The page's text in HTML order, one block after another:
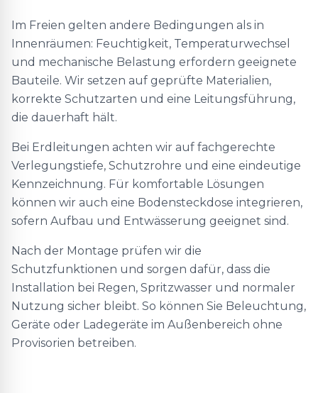
Im Freien gelten andere Bedingungen als in
Innenräumen: Feuchtigkeit, Temperaturwechsel
und mechanische Belastung erfordern geeignete
Bauteile. Wir setzen auf geprüfte Materialien,
korrekte Schutzarten und eine Leitungsführung,
die dauerhaft hält.
Bei Erdleitungen achten wir auf fachgerechte
Verlegungstiefe, Schutzrohre und eine eindeutige
Kennzeichnung. Für komfortable Lösungen
können wir auch eine Bodensteckdose integrieren,
sofern Aufbau und Entwässerung geeignet sind.
Nach der Montage prüfen wir die
Schutzfunktionen und sorgen dafür, dass die
Installation bei Regen, Spritzwasser und normaler
Nutzung sicher bleibt. So können Sie Beleuchtung,
Geräte oder Ladegeräte im Außenbereich ohne
Provisorien betreiben.